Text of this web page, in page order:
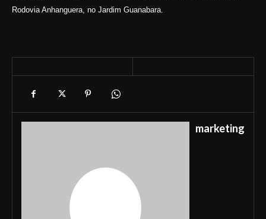
Rodovia Anhanguera, no Jardim Guanabara.
marketing